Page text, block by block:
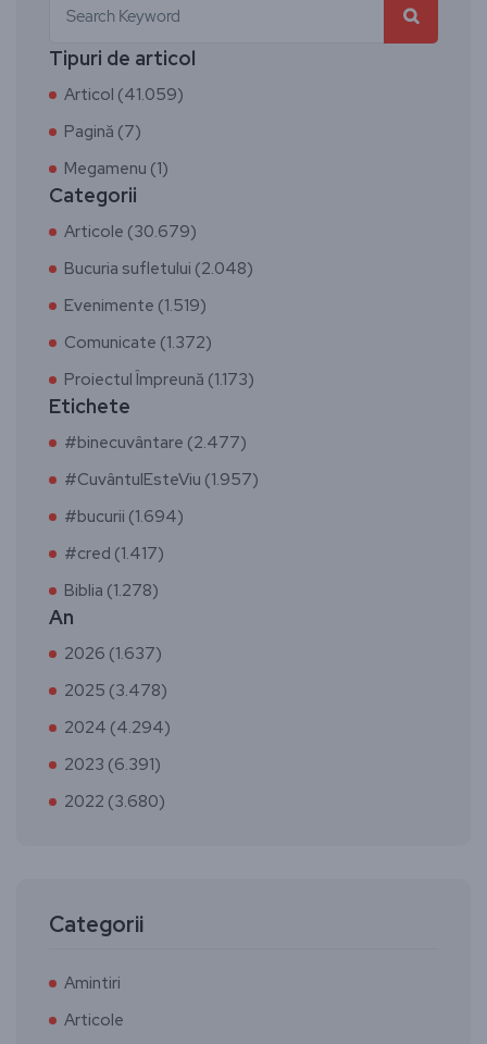
Tipuri de articol
Articol (41.059)
Pagină (7)
Megamenu (1)
Categorii
Articole (30.679)
Bucuria sufletului (2.048)
Evenimente (1.519)
Comunicate (1.372)
Proiectul Împreună (1.173)
Etichete
#binecuvântare (2.477)
#CuvântulEsteViu (1.957)
#bucurii (1.694)
#cred (1.417)
Biblia (1.278)
An
2026 (1.637)
2025 (3.478)
2024 (4.294)
2023 (6.391)
2022 (3.680)
Categorii
Amintiri
Articole